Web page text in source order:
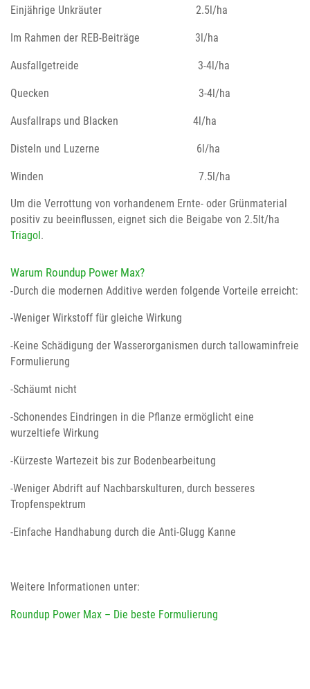
Einjährige Unkräuter 2.5l/ha
Im Rahmen der REB-Beiträge 3l/ha
Ausfallgetreide 3-4l/ha
Quecken 3-4l/ha
Ausfallraps und Blacken 4l/ha
Disteln und Luzerne 6l/ha
Winden 7.5l/ha
Um die Verrottung von vorhandenem Ernte- oder Grünmaterial
positiv zu beeinflussen, eignet sich die Beigabe von 2.5lt/ha
Triagol .
Warum Roundup Power Max?
-Durch die modernen Additive werden folgende Vorteile erreicht:
-Weniger Wirkstoff für gleiche Wirkung
-Keine Schädigung der Wasserorganismen durch tallowaminfreie
Formulierung
-Schäumt nicht
-Schonendes Eindringen in die Pflanze ermöglicht eine
wurzeltiefe Wirkung
-Kürzeste Wartezeit bis zur Bodenbearbeitung
-Weniger Abdrift auf Nachbarskulturen, durch besseres
Tropfenspektrum
-Einfache Handhabung durch die Anti-Glugg Kanne
Weitere Informationen unter:
Roundup Power Max – Die beste Formulierung